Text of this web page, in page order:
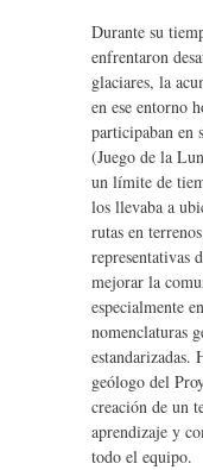
Durante su
enfrentaron
glaciares, la
en ese entorno
participaban en
(Juego de la
un límite de
los llevaba a
rutas en
representativas
mejorar la
especialmente
nomenclaturas
estandarizadas.
geólogo del
creación de un
aprendizaje y
todo el equipo.